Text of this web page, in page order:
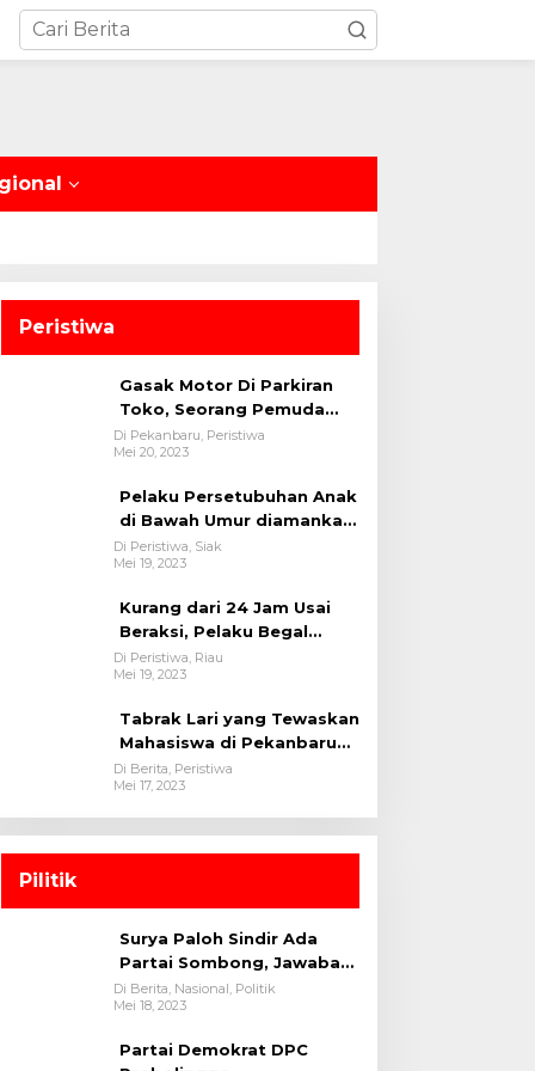
Peristiwa
Gasak Motor Di Parkiran
Toko, Seorang Pemuda
Diamankan Polsek Bukit
Raya
Di Pekanbaru, Peristiwa
Mei 20, 2023
Pelaku Persetubuhan Anak
di Bawah Umur diamankan
oleh tim Opsnal Polsek
Tualang-Polres Siak-Polda
Di Peristiwa, Siak
Mei 19, 2023
Kurang dari 24 Jam Usai
Beraksi, Pelaku Begal
Berhasil Di Bekuk
Satreskrim Polres
Di Peristiwa, Riau
Mei 19, 2023
Tabrak Lari yang Tewaskan
Mahasiswa di Pekanbaru
Ditangkap Polisi
Di Berita, Peristiwa
Mei 17, 2023
Pilitik
Surya Paloh Sindir Ada
Partai Sombong, Jawaban
Megawati
Di Berita, Nasional, Politik
Mei 18, 2023
Partai Demokrat DPC